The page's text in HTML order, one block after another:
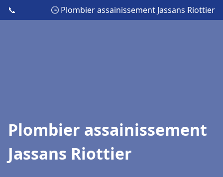
📞 🕒 Plombier assainissement Jassans Riottier
Plombier assainissement
Jassans Riottier